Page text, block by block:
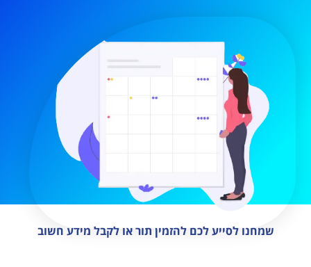
שמחנו לסייע לכם להזמין תור או לקבל מידע חשוב